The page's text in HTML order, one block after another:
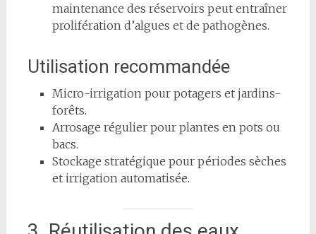
maintenance des réservoirs peut entraîner
prolifération d’algues et de pathogènes.
Utilisation recommandée
Micro-irrigation pour potagers et jardins-
forêts.
Arrosage régulier pour plantes en pots ou
bacs.
Stockage stratégique pour périodes sèches
et irrigation automatisée.